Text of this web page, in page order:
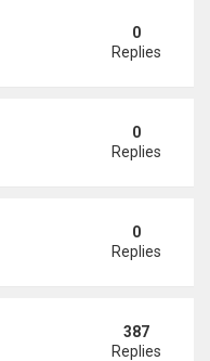
0
Replies
thế giới
0
Replies
ở tuổi 70
0
Replies
khen BTS
387
Replies